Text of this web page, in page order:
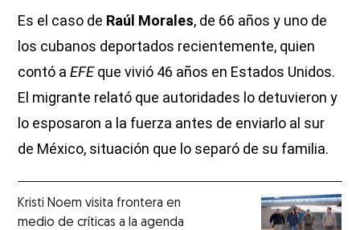
Es el caso de Raúl Morales, de 66 años y uno de
los cubanos deportados recientemente, quien
contó aEFEque vivió 46 años en Estados Unidos.
El migrante relató que autoridades lo detuvieron y
lo esposaron a la fuerza antes de enviarlo al sur
de México, situación que lo separó de su familia.
Kristi Noem visita frontera en
medio de críticas a la agenda